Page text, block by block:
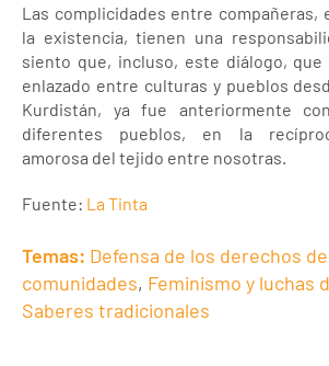
Las complicidades entre compañeras,
la existencia, tienen una
siento que, incluso, este diálogo, que
enlazado entre culturas y pueblos
Kurdistán, ya fue anteriormente
diferentes pueblos, en la
amorosa del tejido entre nosotras.
Fuente: La Tinta
Temas: Defensa de los derechos
comunidades, Feminismo y luchas
Saberes tradicionales